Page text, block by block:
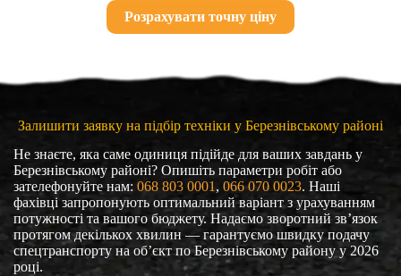
Розрахувати точну ціну
Залишити заявку на підбір техніки у Березнівському районі
Не знаєте, яка саме одиниця підійде для ваших завдань у
Березнівському районі? Опишіть параметри робіт або
зателефонуйте нам: 068 803 0001 , 066 070 0023. Наші
фахівці запропонують оптимальний варіант з урахуванням
потужності та вашого бюджету. Надаємо зворотний зв’язок
протягом декількох хвилин — гарантуємо швидку подачу
спецтранспорту на об’єкт по Березнівському району у 2026
році.